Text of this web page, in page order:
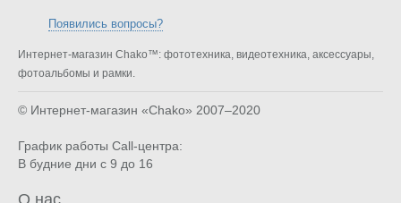
Появились вопросы?
Интернет-магазин Chako™: фототехника, видеотехника, аксессуары,
фотоальбомы и рамки.
© Интернет-магазин «Chako» 2007–2020
График работы Call-центра:
В будние дни с 9 до 16